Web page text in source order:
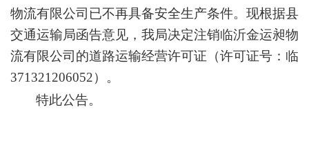
物流有限公司已不再具备安全生产条件。现根据县
交通运输局函告意见，我局决定注销临沂金运昶物
流有限公司的道路运输经营许可证（许可证号：临
371321206052）。
特此公告。